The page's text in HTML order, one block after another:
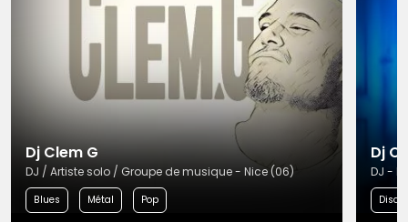
Dj Clem G
DJ / Artiste solo / Groupe de musique - Nice (06)
Blues Métal Pop
Dj
DJ -
Disco